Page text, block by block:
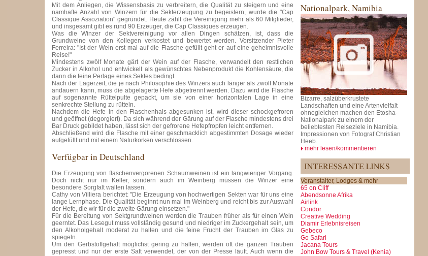
Mit dem Anliegen, die Wissensbasis zu verbreitern, die Qualität zu steigern und eine
namhafte Anzahl von Winzern für die Sekterzeugung zu begeistern, wurde die "Cap
Classique Assoziation" gegründet. Heute zählt die Vereinigung mehr als 60 Mitglieder,
und insgesamt gibt es rund 90 Erzeuger, die Cap Classiques erzeugen.
Was die Winzer der Sektvereinigung vor allen Dingen schätzen, ist, dass die
Grundweine von den Kollegen verkostet und bewertet werden. Vorsitzender Pieter
Ferreira: "Ist der Wein erst mal auf die Flasche gefüllt geht er auf eine geheimnisvolle
Reise!"
Mindestens zwölf Monate gärt der Wein auf der Flasche, verwandelt den restlichen
Zucker in Alkohol und entwickelt als gewünschtes Nebenprodukt die Kohlensäure, die
dann die feine Perlage eines Sektes bedingt.
Nach der Lagerzeit, die je nach Philosophie des Winzers auch länger als zwölf Monate
andauern kann, muss die abgelagerte Hefe abgetrennt werden. Dazu wird die Flasche
auf sogenannte Rüttelpulte gepackt, um sie von einer horizontalen Lage in eine
senkrechte Stellung zu rütteln.
Nachdem die Hefe in den Flaschenhals abgesunken ist, wird dieser schockgefroren
und geöffnet (degorgiert). Da sich während der Gärung auf der Flasche mindestens drei
Bar Druck gebildet haben, lässt sich der gefrorene Hefepfropfen leicht entfernen.
Abschließend wird die Flasche mit einer geschmacklich abgestimmten Dosage wieder
aufgefüllt und mit einem Naturkorken verschlossen.
Verfügbar in Deutschland
Die Erzeugung von flaschenvergorenen Schaumweinen ist ein langwieriger Vorgang.
Doch nicht nur im Keller, sondern auch im Weinberg müssen die Winzer eine
besondere Sorgfalt walten lassen.
Cathy von Villiera berichtet: "Die Erzeugung von hochwertigen Sekten war für uns eine
lange Lernphase. Die Qualität beginnt nun mal im Weinberg und reicht bis zur Auswahl
der Hefe, die wir für die zweite Gärung einsetzen."
Für die Bereitung von Sektgrundweinen werden die Trauben früher als für einen Wein
geerntet. Das Lesegut muss vollständig gesund und niedriger im Zuckergehalt sein, um
den Alkoholgehalt moderat zu halten und die feine Frucht der Trauben im Glas zu
spiegeln.
Um den Gerbstoffgehalt möglichst gering zu halten, werden oft die ganzen Trauben
gepresst und nur der erste Saft verwendet, der von der Presse läuft. Auch wenn die
Nationalpark, Namibia
Bizarre, salzüberkrustete
Landschaften und eine Artenvielfalt
ohnegleichen machen den Etosha-
Nationalpark zu einem der
beliebtesten Reiseziele in Namibia.
Impressionen von Fotograf Christian
Heeb.
mehr lesen/kommentieren
Veranstalter, Lodges & mehr
65 on Cliff
Abendsonne Afrika
Airlink
Condor
Creative Wedding
Diamir Erlebnisreisen
Gebeco
Go Safari
Jacana Tours
John Bow Tours & Travel (Kenia)